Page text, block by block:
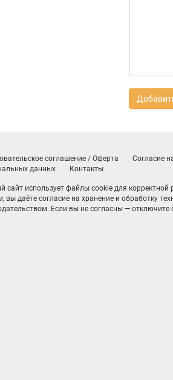
соглашение / Оферта
Согласие
данных
Контакты
сайт использует файлы cookie для
вы даёте согласие на хранение и обработку
Если вы не согласны — отключите